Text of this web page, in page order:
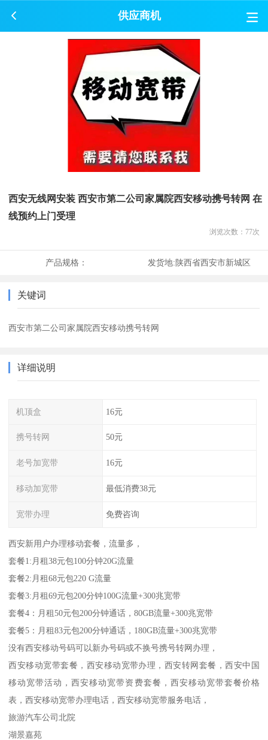
供应商机
西安无线网安装 西安市第二公司家属院西安移动携号转网 在
线预约上门受理
浏览次数： 77次
产品规格： 发货地:陕西省西安市新城区
关键词
西安市第二公司家属院西安移动携号转网
详细说明
机顶盒 16元
携号转网 50元
老号加宽带 16元
移动加宽带 最低消费38元
宽带办理 免费咨询
西安新用户办理移动套餐，流量多，
套餐1:月租38元包100分钟20G流量
套餐2:月租68元包220 G流量
套餐3:月租69元包200分钟100G流量+300兆宽带
套餐4：月租50元包200分钟通话，80GB流量+300兆宽带
套餐5：月租83元包200分钟通话，180GB流量+300兆宽带
没有西安移动号码可以新办号码或不换号携号转网办理，
西安移动宽带套餐，西安移动宽带办理，西安转网套餐，西安中国
移动宽带活动，西安移动宽带资费套餐，西安移动宽带套餐价格
表，西安移动宽带办理电话，西安移动宽带服务电话，
旅游汽车公司北院
湖景嘉苑